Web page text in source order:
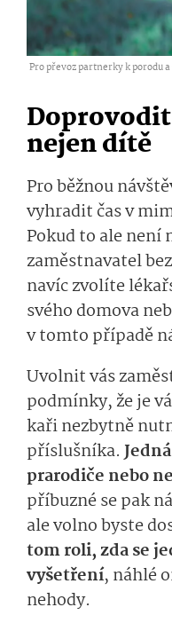
Pro převoz partnerky k porodu
nejen dítě
Pro běžnou
vyhradit čas v
Pokud to ale není
zaměstnavatel
navíc zvolíte
svého domova
v tomto případě
Uvolnit vás
podmínky, že je
kařinezbytně
příslušníka.
prarodiče nebo
příbuzné se pak
alevolno byste
tomroli, zda se
vyšetření, náhlé
nehody.